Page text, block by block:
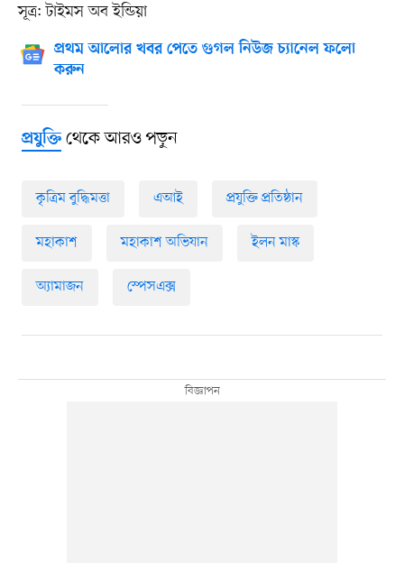
সূত্র: টাইমস অব ইন্ডিয়া
প্রথম আলোর খবর পেতে গুগল নিউজ চ্যানেল ফলো
করুন
প্রযুক্তিথেকে আরও পড়ুন
কৃত্রিম বুদ্ধিমত্তা এআই প্রযুক্তি প্রতিষ্ঠান
মহাকাশ মহাকাশ অভিযান ইলন মাস্ক
অ্যামাজন স্পেসএক্স